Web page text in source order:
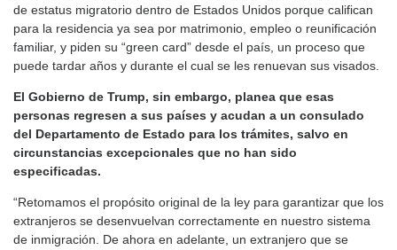
de estatus migratorio dentro de Estados Unidos porque califican
para la residencia ya sea por matrimonio, empleo o reunificación
familiar, y piden su “green card” desde el país, un proceso que
puede tardar años y durante el cual se les renuevan sus visados.
El Gobierno de Trump, sin embargo, planea que esas
personas regresen a sus países y acudan a un consulado
del Departamento de Estado para los trámites, salvo en
circunstancias excepcionales que no han sido
especificadas.
“Retomamos el propósito original de la ley para garantizar que los
extranjeros se desenvuelvan correctamente en nuestro sistema
de inmigración. De ahora en adelante, un extranjero que se